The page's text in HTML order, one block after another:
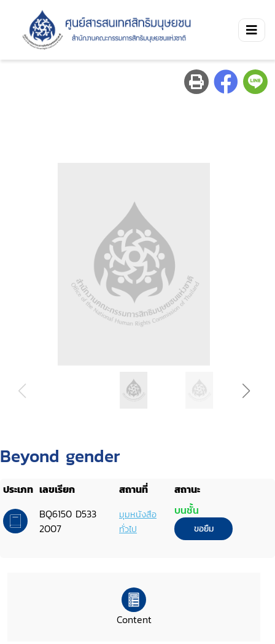
Beyond gender
ประเภท เลขเรียก สถานที่
สถานะ
BQ6150 D533
2007
มุมหนังสือ
ทั่วไป
บนชั้น
ขอยืม
Content